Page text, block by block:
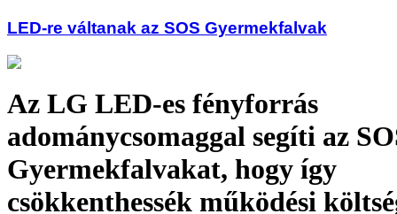
LED-re váltanak az SOS Gyermekfalvak
Az LG LED-es fényforrás
adománycsomaggal segíti az
Gyermekfalvakat, hogy így
csökkenthessék működési